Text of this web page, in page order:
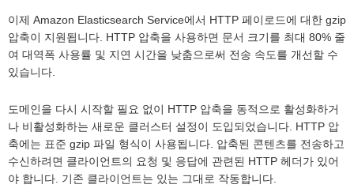
이제 Amazon Elasticsearch Service에서 HTTP 페이로드에 대한 gzip
압축이 지원됩니다. HTTP 압축을 사용하면 문서 크기를 최대 80% 줄
여 대역폭 사용률 및 지연 시간을 낮춤으로써 전송 속도를 개선할 수
있습니다.
도메인을 다시 시작할 필요 없이 HTTP 압축을 동적으로 활성화하거
나 비활성화하는 새로운 클러스터 설정이 도입되었습니다. HTTP 압
축에는 표준 gzip 파일 형식이 사용됩니다. 압축된 콘텐츠를 전송하고
수신하려면 클라이언트의 요청 및 응답에 관련된 HTTP 헤더가 있어
야 합니다. 기존 클라이언트는 있는 그대로 작동합니다.